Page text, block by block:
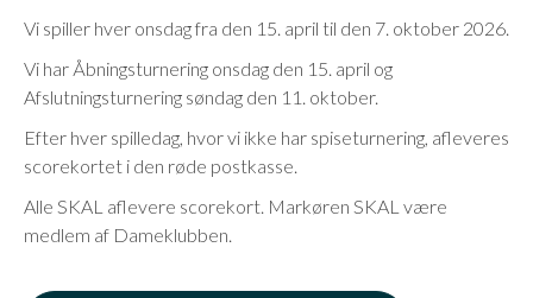
Vi spiller hver onsdag fra den 15. april til den 7. oktober 2026.
Vi har Åbningsturnering onsdag den 15. april og
Afslutningsturnering søndag den 11. oktober.
Efter hver spilledag, hvor vi ikke har spiseturnering, afleveres
scorekortet i den røde postkasse.
Alle SKAL aflevere scorekort. Markøren SKAL være
medlem af Dameklubben.